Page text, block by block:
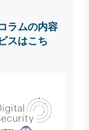
ラムの内容
スはこち